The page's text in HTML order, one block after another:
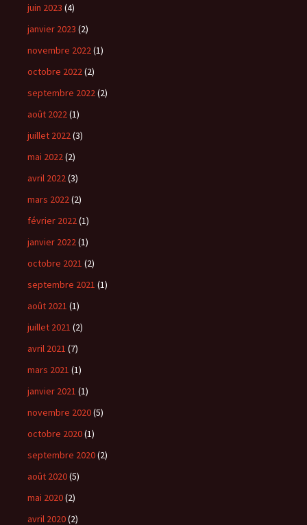
juin 2023 (4)
janvier 2023 (2)
novembre 2022(1)
octobre 2022(2)
septembre 2022(2)
août 2022(1)
juillet 2022(3)
mai 2022(2)
avril 2022(3)
mars 2022(2)
février 2022(1)
janvier 2022(1)
octobre 2021 (2)
septembre 2021 (1)
août 2021 (1)
juillet 2021 (2)
avril 2021 (7)
mars 2021 (1)
janvier 2021 (1)
novembre 2020(5)
octobre 2020(1)
septembre 2020(2)
août 2020(5)
mai 2020(2)
avril 2020(2)